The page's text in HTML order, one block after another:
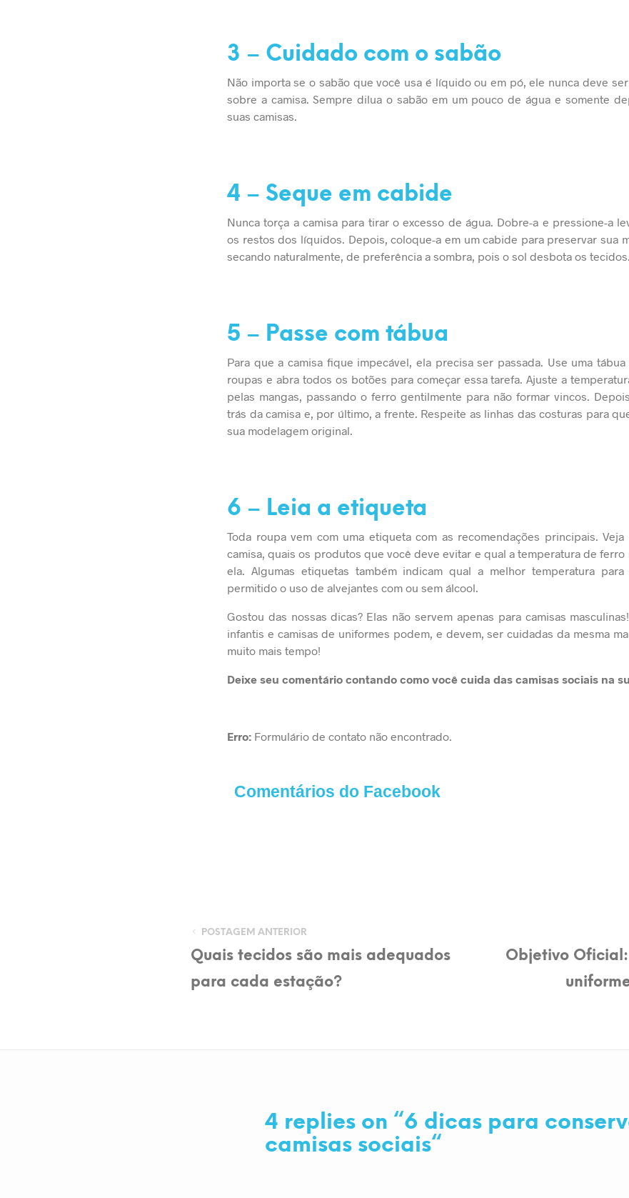
3 – Cuidado com o sabão
Não importa se o sabão que você usa é líquido ou em pó, ele nunca deve
sobre a camisa. Sempre dilua o sabão em um pouco de água e somente
suas camisas.
4 – Seque em cabide
Nunca torça a camisa para tirar o excesso de água. Dobre-a e pressione-a
os restos dos líquidos. Depois, coloque-a em um cabide para preservar sua
secando naturalmente, de preferência a sombra, pois o sol desbota os tecidos.
5 – Passe com tábua
Para que a camisa fique impecável, ela precisa ser passada. Use uma
roupas e abra todos os botões para começar essa tarefa. Ajuste a
pelas mangas, passando o ferro gentilmente para não formar vincos.
trás da camisa e, por último, a frente. Respeite as linhas das costuras para
sua modelagem original.
6 – Leia a etiqueta
Toda roupa vem com uma etiqueta com as recomendações principais.
camisa, quais os produtos que você deve evitar e qual a temperatura de ferro
ela. Algumas etiquetas também indicam qual a melhor temperatura
permitido o uso de alvejantes com ou sem álcool.
Gostou das nossas dicas? Elas não servem apenas para camisas
infantis e camisas de uniformes podem, e devem, ser cuidadas da mesma
muito mais tempo!
Deixe seu comentário contando como você cuida das camisas sociais na
Erro: Formulário de contato não encontrado.
Comentários do Facebook
POSTAGEM ANTERIOR
Quais tecidos são mais adequados
para cada estação?
Objetivo
4 replies on “6 dicas para
camisas sociais“